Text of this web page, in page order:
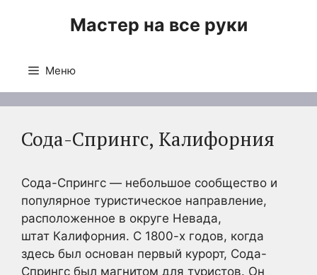
Мастер на все руки
Меню
Сода-Спрингс, Калифорния
Сода-Спрингс — небольшое сообщество и
популярное туристическое направление,
расположенное в округе Невада,
штат Калифорния. С 1800-х годов, когда
здесь был основан первый курорт, Сода-
Спрингс был магнитом для туристов. Он